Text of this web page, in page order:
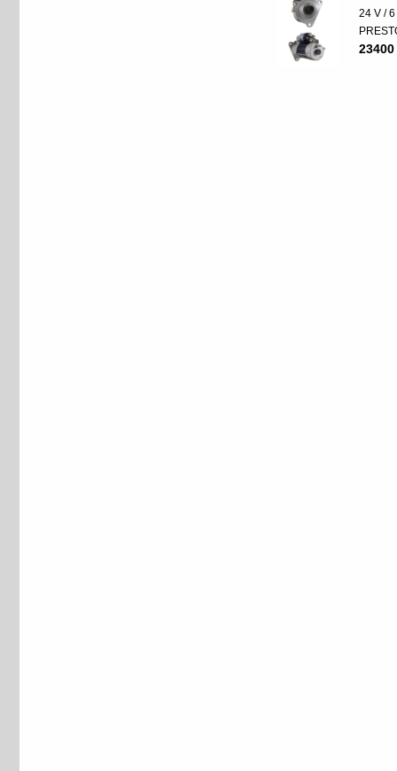
24 V /